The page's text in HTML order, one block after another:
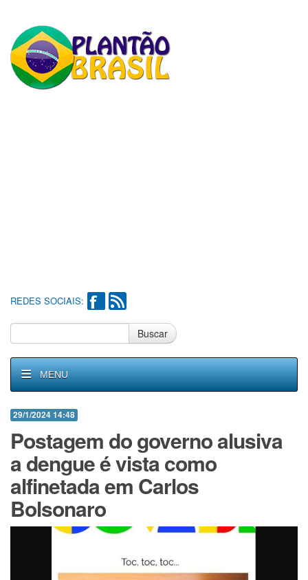
REDES SOCIAIS:
Buscar
MENU
29/1/2024 14:48
Postagem do governo alusiva
a dengue é vista como
alfinetada em Carlos
Bolsonaro